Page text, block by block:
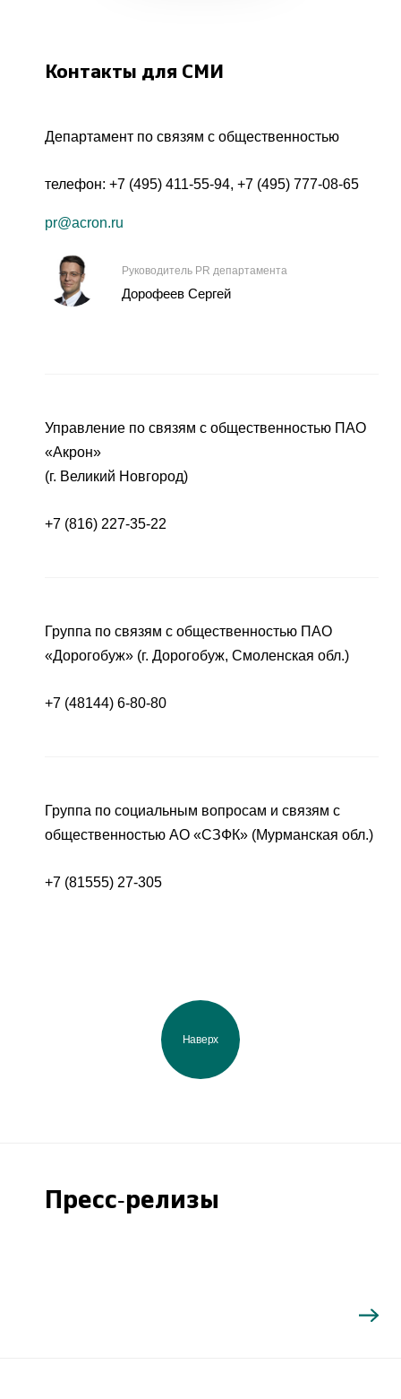
Контакты для СМИ
Департамент по связям с общественностью
телефон: +7 (495) 411-55-94, +7 (495) 777-08-65
pr@acron.ru
Руководитель PR департамента
Дорофеев Сергей
Управление по связям с общественностью ПАО
«Акрон»
(г. Великий Новгород)
+7 (816) 227-35-22
Группа по связям с общественностью ПАО
«Дорогобуж» (г. Дорогобуж, Смоленская обл.)
+7 (48144) 6-80-80
Группа по социальным вопросам и связям с
общественностью АО «СЗФК» (Мурманская обл.)
+7 (81555) 27-305
Наверх
Пресс-релизы